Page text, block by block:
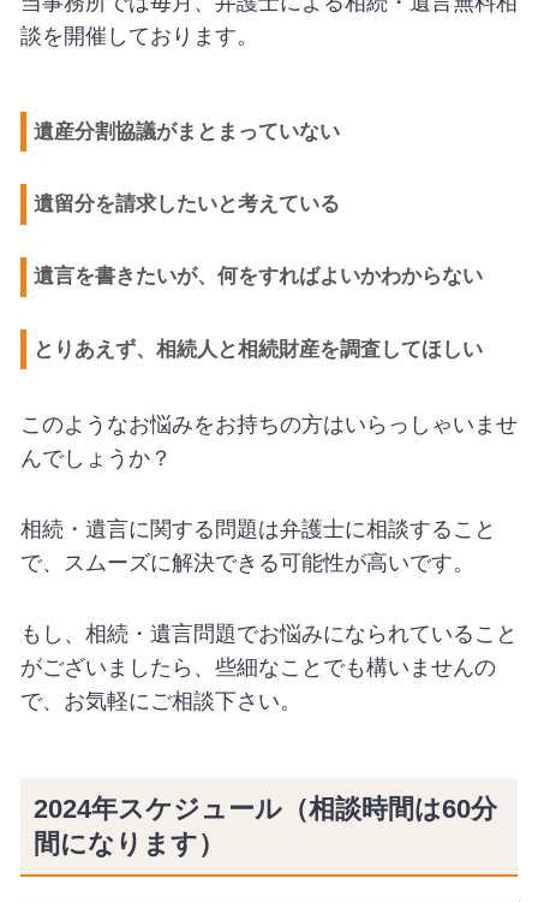
談を開催しております。
遺産分割協議がまとまっていない
遺留分を請求したいと考えている
遺言を書きたいが、何をすればよいかわからない
とりあえず、相続人と相続財産を調査してほしい
このようなお悩みをお持ちの方はいらっしゃいませ
んでしょうか？
相続・遺言に関する問題は弁護士に相談すること
で、スムーズに解決できる可能性が高いです。
もし、相続・遺言問題でお悩みになられていること
がございましたら、些細なことでも構いませんの
で、お気軽にご相談下さい。
2024年スケジュール（相談時間は60分
間になります）